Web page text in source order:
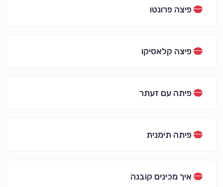
פיצה פרונטו
פיצה קלאסיקו
פיתה עם זעתר
פיתה תימנית
איך מכינים קובנה